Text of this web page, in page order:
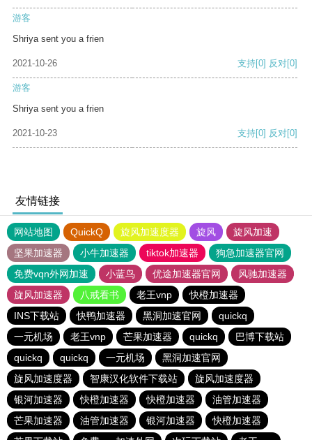
游客
Shriya sent you a frien
2021-10-26 支持[0] 反对[0]
游客
Shriya sent you a frien
2021-10-23 支持[0] 反对[0]
友情链接
网站地图 QuickQ 旋风加速度器 旋风
旋风加速
坚果加速器
小牛加速器 tiktok加速器
狗急加速器官网
免费vqn外网加速
小蓝鸟 优途加速器官网
风驰加速器
旋风加速器
八戒看书 老王vnp
快橙加速器
INS下载站
快鸭加速器 黑洞加速官网
quickq
一元机场
老王vnp 芒果加速器 quickq
巴博下载站
quickq
quickq 一元机场
黑洞加速官网
旋风加速度器
智康汉化软件下载站
旋风加速度器
银河加速器
快橙加速器 快橙加速器
油管加速器
芒果加速器
油管加速器 银河加速器
快橙加速器